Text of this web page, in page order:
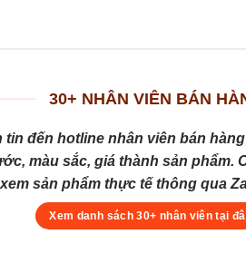
30+ NHÂN VIÊN BÁN
tin đến hotline nhân viên bán
màu sắc, giá thành sản phẩm.
sản phẩm thực tế thông qua
Xem danh sách 30+ nhân viên tại